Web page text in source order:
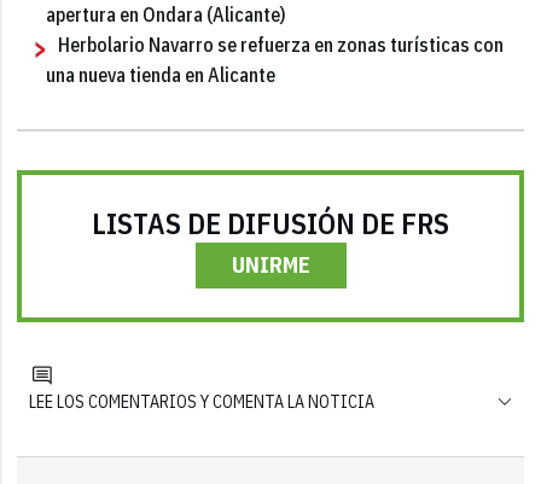
apertura en Ondara (Alicante)
Herbolario Navarro se refuerza en zonas turísticas con
una nueva tienda en Alicante
LISTAS DE DIFUSIÓN DE FRS
UNIRME
LEE LOS COMENTARIOS Y COMENTA LA NOTICIA